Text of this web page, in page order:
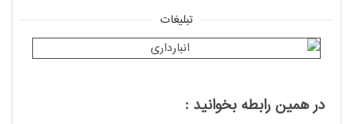
تبلیغات
در همین رابطه بخوانید :